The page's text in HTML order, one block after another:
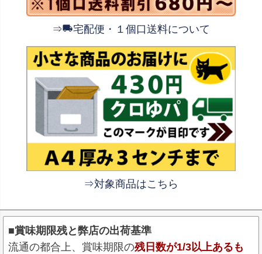
⇒ 宅配便・１個口送料について
⇒対象商品はこちら
■賞味期限残と弊店の出荷基準
流通の都合上、賞味期限の残日数が1/3以上あるも